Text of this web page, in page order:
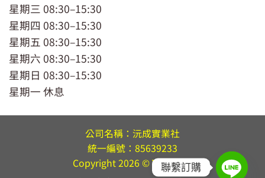
星期三 08:30–15:30
星期四 08:30–15:30
星期五 08:30–15:30
星期六 08:30–15:30
星期日 08:30–15:30
星期一 休息
公司名稱：沅成實業社
統一編號：85639233
Copyright 2026 ©YC MART
聯繫訂購